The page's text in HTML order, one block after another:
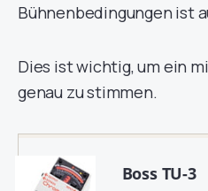
Bühnenbedingungen ist
Dies ist wichtig, um ein
genau zu stimmen.
Boss TU-3